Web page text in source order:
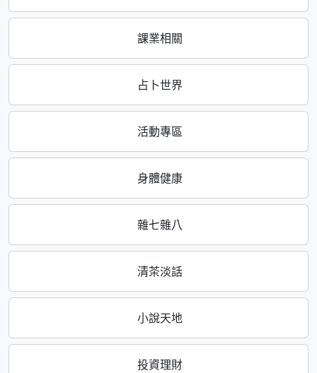
課業相關
占卜世界
活動專區
身體健康
雜七雜八
清茶淡話
小說天地
投資理財